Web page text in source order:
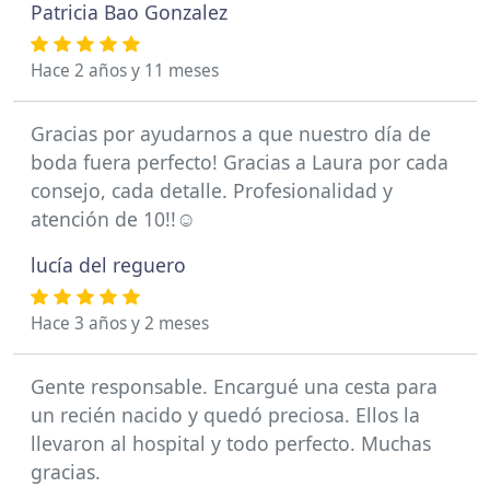
Patricia Bao Gonzalez
Hace 2 años y 11 meses
Gracias por ayudarnos a que nuestro día de
boda fuera perfecto! Gracias a Laura por cada
consejo, cada detalle. Profesionalidad y
atención de 10!!☺️
lucía del reguero
Hace 3 años y 2 meses
Gente responsable. Encargué una cesta para
un recién nacido y quedó preciosa. Ellos la
llevaron al hospital y todo perfecto. Muchas
gracias.